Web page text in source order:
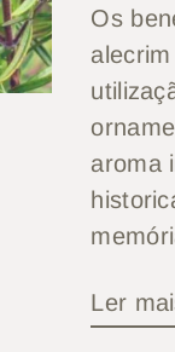
Os
aroma
Ler